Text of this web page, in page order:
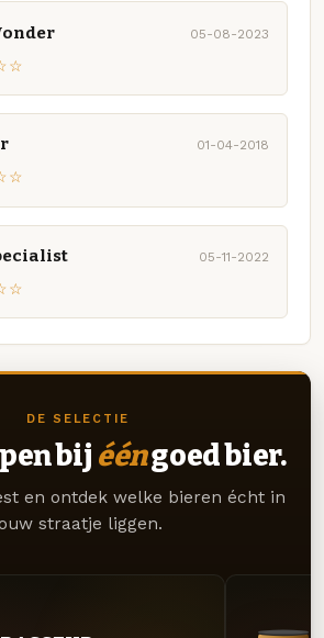
05-08-2023
01-04-2018
05-11-2022
DE SELECTIE
bij ééngoed bier.
en ontdek welke bieren écht in
straatje liggen.